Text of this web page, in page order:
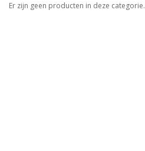
Er zijn geen producten in deze categorie.